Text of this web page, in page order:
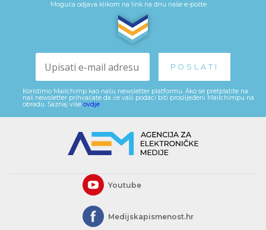
Moguća odjava klikom na link na dnu naše e-pošte
Koristimo Mailchimp kao našu newsletter platformu. Ako se pretplatite na
naš newsletter prihvaćate da će vaši podaci biti proslijeđeni Mailchimpu na
obradu. Saznaj više ovdje.
Youtube
Medijskapismenost.hr